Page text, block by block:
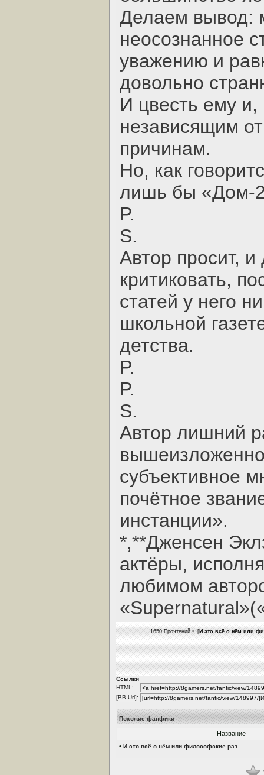
Делаем вывод:
неосознанное
уважению и
довольно
И цвесть ему
независящим
причинам.
Но, как
лишь бы «Дом-
P.
S.
Автор просит,
критиковать,
статей у него
школьной
детства.
P.
P.
S.
Автор лишний
субъективное
почётное
инстанции».
*,**Дженсен
актёры,
любимом
1650 Прочтений • [И это всё о нём или
Ссылки
HTML:
[BB Url]:
Похожие фанфики
Название
• И это всё о нём или философские раз...